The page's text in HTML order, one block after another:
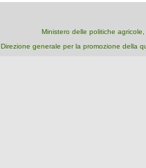
Ministero delle politiche
Direzione generale per la promozione della